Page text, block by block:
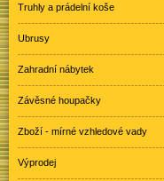
Truhly a prádelní koše
Ubrusy
Zahradní nábytek
Závěsné houpačky
Zboží - mírné vzhledové vady
Výprodej